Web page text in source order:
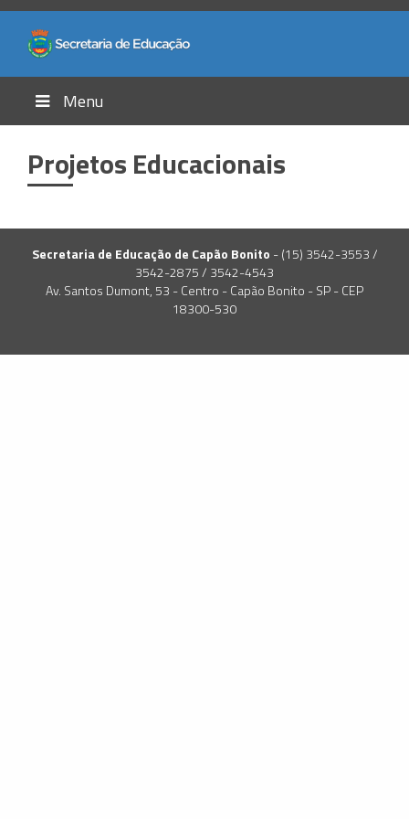
Menu
Projetos Educacionais
Secretaria de Educação de Capão Bonito - (15) 3542-3553 /
3542-2875 / 3542-4543
Av. Santos Dumont, 53 - Centro - Capão Bonito - SP - CEP
18300-530